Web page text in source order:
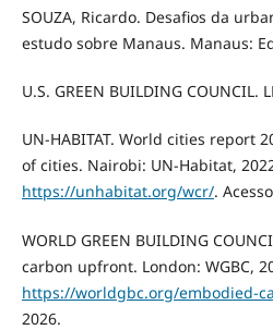
SOUZA, Ricardo. Desafios da
estudo sobre Manaus. Manaus:
U.S. GREEN BUILDING COUNCIL.
UN-HABITAT. World cities report
of cities. Nairobi: UN-Habitat,
https://unhabitat.org/wcr/⁠.
WORLD GREEN BUILDING
carbon upfront. London: WGBC,
https://worldgbc.org/embodied-
2026.